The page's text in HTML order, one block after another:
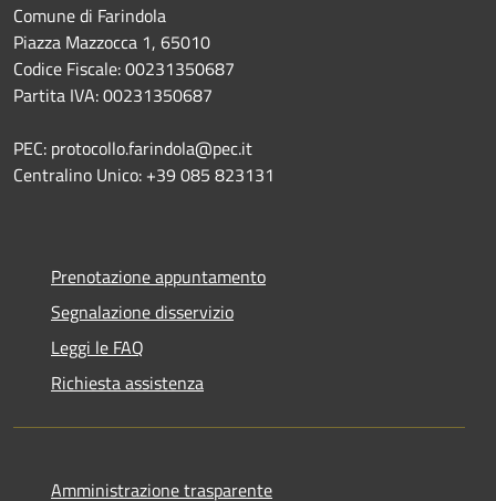
Comune di Farindola
Piazza Mazzocca 1, 65010
Codice Fiscale: 00231350687
Partita IVA: 00231350687
PEC: protocollo.farindola@pec.it
Centralino Unico: +39 085 823131
Prenotazione appuntamento
Segnalazione disservizio
Leggi le FAQ
Richiesta assistenza
Amministrazione trasparente